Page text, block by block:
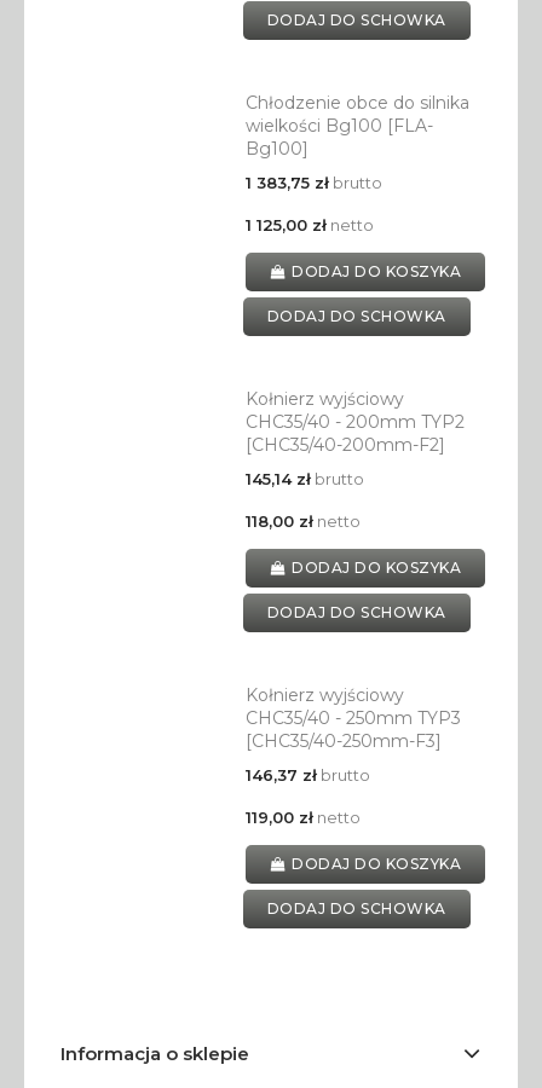
DODAJ DO SCHOWKA
Chłodzenie obce do silnika
wielkości Bg100 [FLA-
Bg100]
1 383,75 złbrutto
1 125,00 złnetto
DODAJ DO KOSZYKA
DODAJ DO SCHOWKA
Kołnierz wyjściowy
CHC35/40 - 200mm TYP2
[CHC35/40-200mm-F2]
145,14 złbrutto
118,00 złnetto
DODAJ DO KOSZYKA
DODAJ DO SCHOWKA
Kołnierz wyjściowy
CHC35/40 - 250mm TYP3
[CHC35/40-250mm-F3]
146,37 złbrutto
119,00 złnetto
DODAJ DO KOSZYKA
DODAJ DO SCHOWKA
Informacja o sklepie